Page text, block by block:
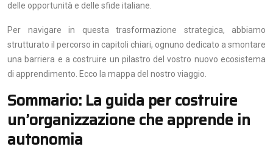
delle opportunità e delle sfide italiane.
Per navigare in questa trasformazione strategica, abbiamo
strutturato il percorso in capitoli chiari, ognuno dedicato a smontare
una barriera e a costruire un pilastro del vostro nuovo ecosistema
di apprendimento. Ecco la mappa del nostro viaggio.
Sommario: La guida per costruire
un’organizzazione che apprende in
autonomia